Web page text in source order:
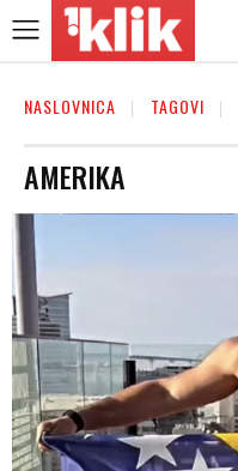
NASLOVNICA TAGOVI
AMERIKA